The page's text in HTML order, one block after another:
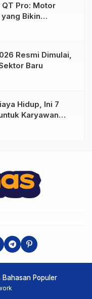
Pro: Motor
Bikin
Resmi Dimulai,
Baru
Hidup, Ini 7
Karyawan
Populer